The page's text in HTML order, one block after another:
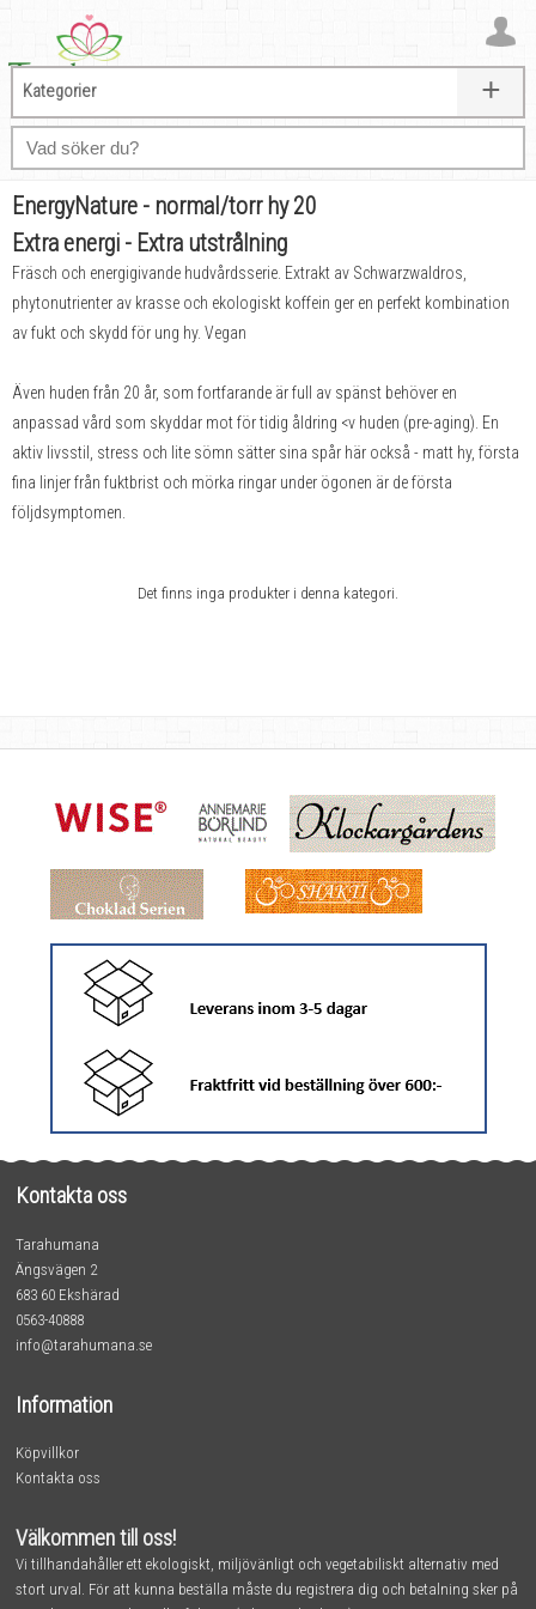
+
Kategorier
EnergyNature - normal/torr hy 20
Extra energi - Extra utstrålning
Fräsch och energigivande hudvårdsserie. Extrakt av Schwarzwaldros,
phytonutrienter av krasse och ekologiskt koffein ger en perfekt kombination
av fukt och skydd för ung hy. Vegan
Även huden från 20 år, som fortfarande är full av spänst behöver en
anpassad vård som skyddar mot för tidig åldring <v huden (pre-aging). En
aktiv livsstil, stress och lite sömn sätter sina spår här också - matt hy, första
fina linjer från fuktbrist och mörka ringar under ögonen är de första
följdsymptomen.
Det finns inga produkter i denna kategori.
Kontakta oss
Tarahumana
Ängsvägen 2
683 60 Ekshärad
0563-40888
info@tarahumana.se
Information
Köpvillkor
Kontakta oss
Välkommen till oss!
Vi tillhandahåller ett ekologiskt, miljövänligt och vegetabiliskt alternativ med
stort urval. För att kunna beställa måste du registrera dig och betalning sker på